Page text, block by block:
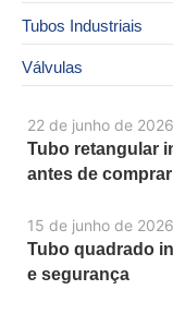
22 de junho de 2026
Tubo retangular
antes de comprar
15 de junho de 2026
Tubo quadrado
e segurança
Tubos Industriais
Válvulas